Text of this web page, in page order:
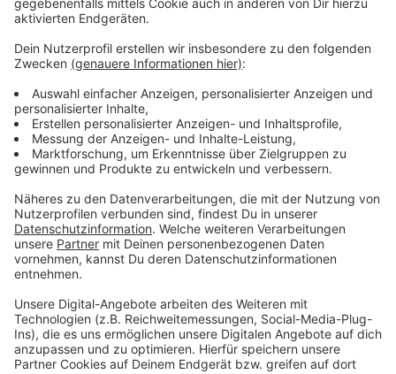
die Stadt beleben. Über 200 Gastro-Betriebe haben
meisten gibt es rund um die Innenstadt.
Anzeige
Weitere Infos und Links zum Thema
Anzeige
CDU Ratsfraktion Düsseldorf: CDU und GRÜNE
unterstützen Gebührenbefreiung für Gastronomie
Antenne Düsseldorf: Außengastronomie gut
besucht!